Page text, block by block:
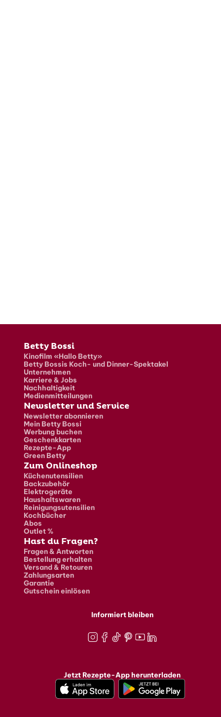
Fusszeile
Betty Bossi
Kinofilm «Hallo Betty»
Betty Bossis Koch- und Dinner-Spektakel
Unternehmen
Karriere & Jobs
Nachhaltigkeit
Medienmitteilungen
Newsletter und Service
Newsletter abonnieren
Mein Betty Bossi
Werbung buchen
Geschenkkarten
Rezepte-App
Green Betty
Zum Onlineshop
Küchenutensilien
Backzubehör
Elektrogeräte
Haushaltswaren
Reinigungsutensilien
Kochbücher
Abos
Outlet %
Hast du Fragen?
Fragen & Antworten
Bestellung erhalten
Versand & Retouren
Zahlungsarten
Garantie
Gutschein einlösen
Informiert bleiben
Jetzt Rezepte-App herunterladen